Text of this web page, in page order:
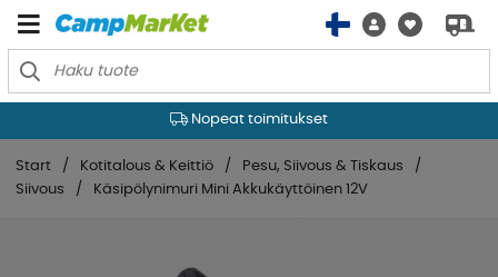
Nopeat toimitukset
Start Kotitalous & Keittiö
Pesu, Siivous & Tiskaus
Siivous
Käsipölynimuri Mini Akkukäyttöinen 12V